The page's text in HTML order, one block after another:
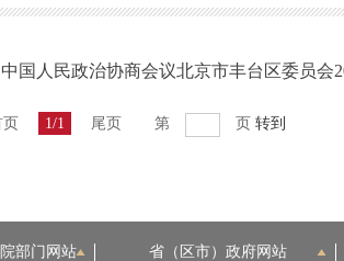
中国人民政治协商会议北京市丰台区委员会
1/1 尾页 第 页 转到
部门网站 省（区市）政府网站